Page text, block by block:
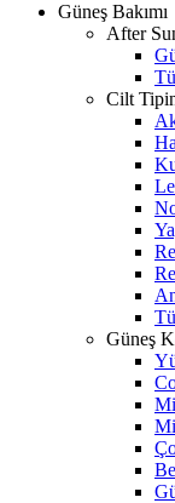
Güneş Bakımı
After
Cilt
Güneş